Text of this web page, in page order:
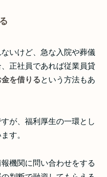
いけど、急な入院や葬儀
正社員であれば従業員貸
を借りるという方法もあ
が、福利厚生の一環とし
す。
機関に問い合わせをする